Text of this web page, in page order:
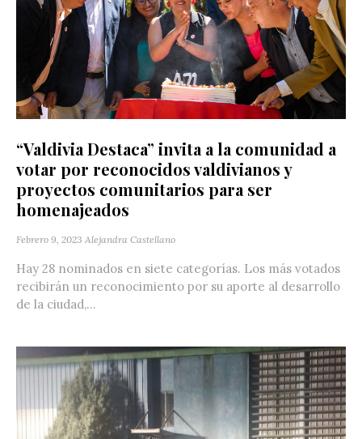
“Valdivia Destaca” invita a la comunidad a
votar por reconocidos valdivianos y
proyectos comunitarios para ser
homenajeados
Febrero 9, 2023 Alejandra Castellano
Hay 28 nominados en siete categorías. Los más votados
recibirán un reconocimiento por su aporte al desarrollo
de la ciudad,...